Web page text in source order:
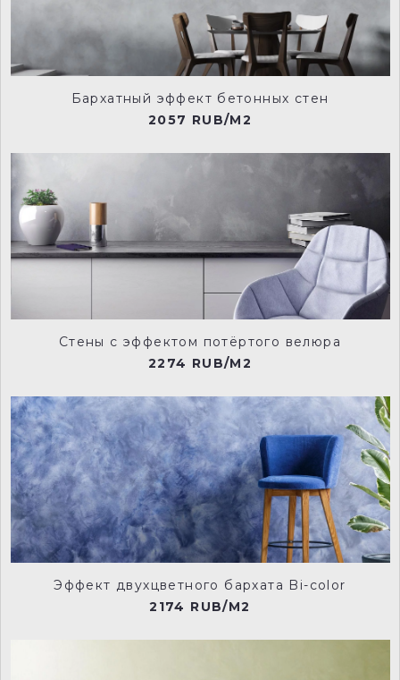
Бархатный эффект бетонных стен
2057 RUB/M2
Стены с эффектом потёртого велюра
2274 RUB/M2
Эффект двухцветного бархата Bi-color
2174 RUB/M2